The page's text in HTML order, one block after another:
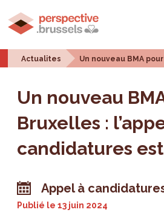
Actualites Un nouveau BMA
Un nouveau
Bruxelles :
candidatures
Appel à
Publié le13 juin 2024